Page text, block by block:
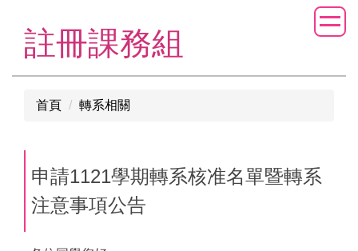
註冊課務組
首頁 轉系相關
申請1121學期轉系核准名單暨轉系
注意事項公告